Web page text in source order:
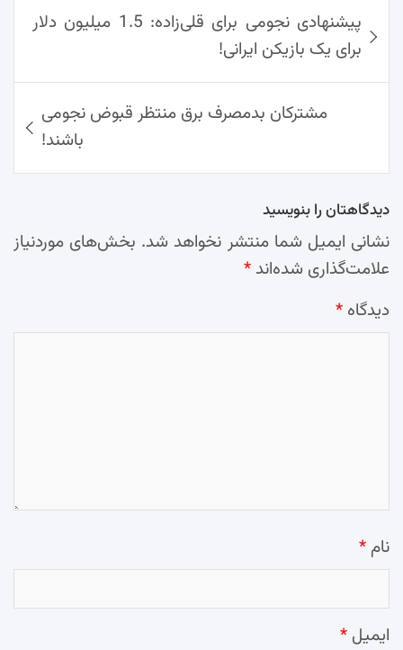
p
k
l
نوشته‌ها
پیشنهادی نجومی برای قلی‌زاده: 1.5 میلیون دلار
برای یک بازیکن ایرانی!
مشترکان بدمصرف برق منتظر قبوض نجومی
باشند!
دیدگاهتان را بنویسید
نشانی ایمیل شما منتشر نخواهد شد. بخش‌های موردنیاز
علامت‌گذاری شده‌اند *
دیدگاه *
نام *
ایمیل *